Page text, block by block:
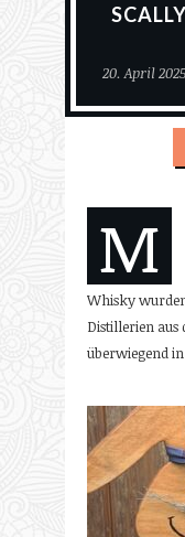
20. April 2025
M
Whisky
Distillerien aus
überwiegend